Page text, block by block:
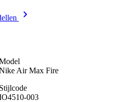
Air Max Fire
Stijlcode
003